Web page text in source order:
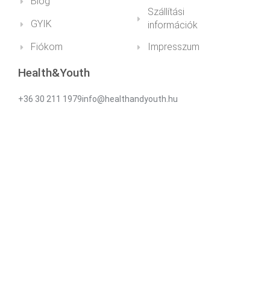
GYIK
Fiókom
Szállítási
információk
Impresszum
Health&Youth
+36 30 211 1979info@healthandyouth.hu